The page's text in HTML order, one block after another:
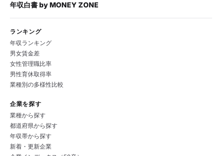
年収白書byMONEY ZONE
ランキング
年収ランキング
男女賃金差
女性管理職比率
男性育休取得率
業種別の多様性比較
企業を探す
業種から探す
都道府県から探す
年収帯から探す
新着・更新企業